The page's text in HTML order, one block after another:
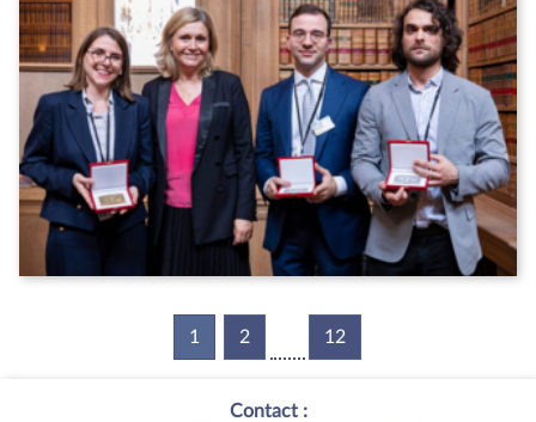
1 (current)
2 12
Contact :